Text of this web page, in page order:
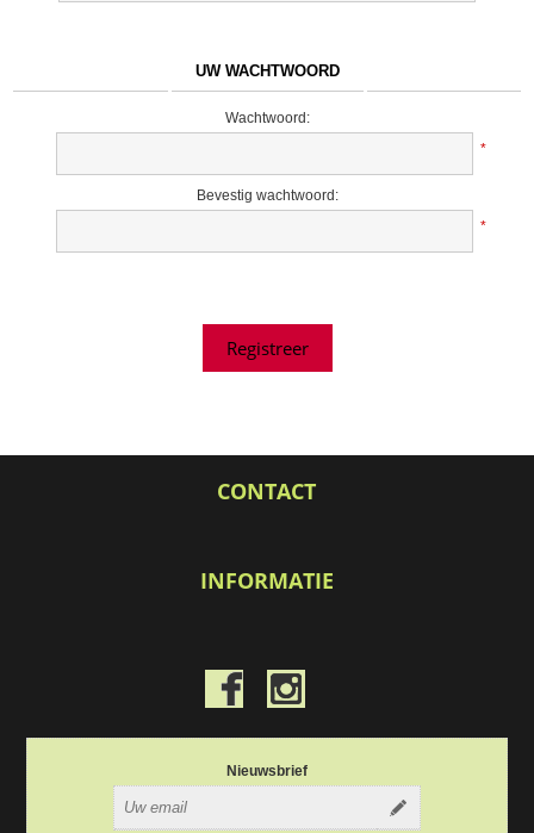
UW WACHTWOORD
Wachtwoord:
*
Bevestig wachtwoord:
*
CONTACT
INFORMATIE
Nieuwsbrief